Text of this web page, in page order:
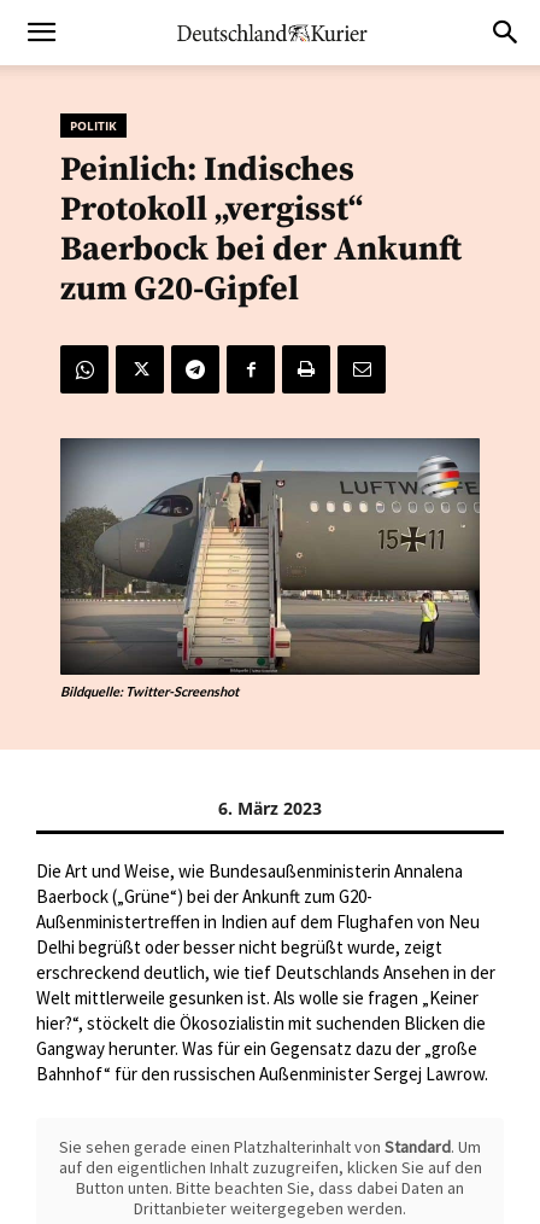
POLITIK
Peinlich: Indisches
Protokoll „vergisst“
Baerbock bei der Ankunft
zum G20-Gipfel
Bildquelle: Twitter-Screenshot
6. März 2023
Die Art und Weise, wie Bundesaußenministerin Annalena
Baerbock („Grüne“) bei der Ankunft zum G20-
Außenministertreffen in Indien auf dem Flughafen von Neu
Delhi begrüßt oder besser nicht begrüßt wurde, zeigt
erschreckend deutlich, wie tief Deutschlands Ansehen in der
Welt mittlerweile gesunken ist. Als wolle sie fragen „Keiner
hier?“, stöckelt die Ökosozialistin mit suchenden Blicken die
Gangway herunter. Was für ein Gegensatz dazu der „große
Bahnhof“ für den russischen Außenminister Sergej Lawrow.
Sie sehen gerade einen Platzhalterinhalt von Standard. Um
auf den eigentlichen Inhalt zuzugreifen, klicken Sie auf den
Button unten. Bitte beachten Sie, dass dabei Daten an
Drittanbieter weitergegeben werden.